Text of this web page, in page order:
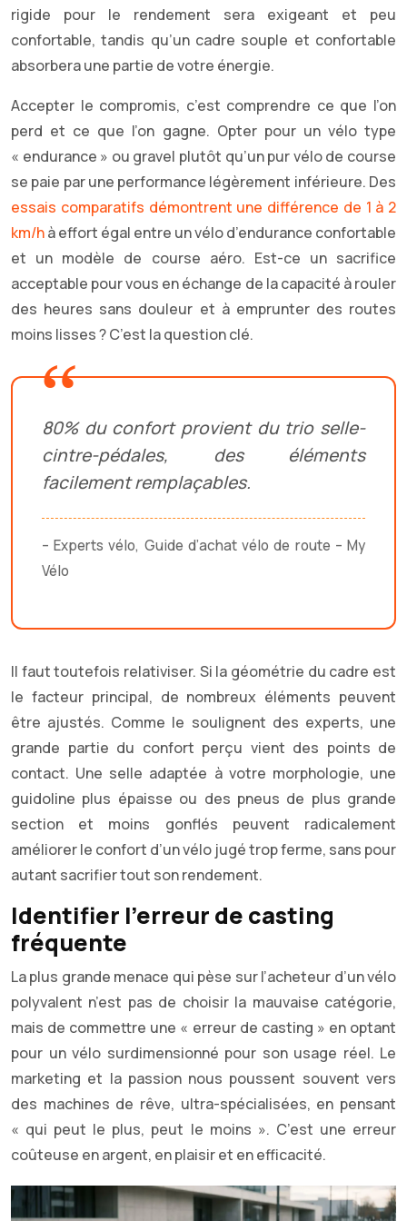
rigide pour le rendement sera exigeant et peu
confortable, tandis qu’un cadre souple et confortable
absorbera une partie de votre énergie.
Accepter le compromis, c’est comprendre ce que l’on
perd et ce que l’on gagne. Opter pour un vélo type
« endurance » ou gravel plutôt qu’un pur vélo de course
se paie par une performance légèrement inférieure. Des
essais comparatifs démontrent une différence de 1 à 2
km/hà effort égal entre un vélo d’endurance confortable
et un modèle de course aéro. Est-ce un sacrifice
acceptable pour vous en échange de la capacité à rouler
des heures sans douleur et à emprunter des routes
moins lisses ? C’est la question clé.
80% du confort provient du trio selle-
cintre-pédales, des éléments
facilement remplaçables.
– Experts vélo, Guide d’achat vélo de route – My
Vélo
Il faut toutefois relativiser. Si la géométrie du cadre est
le facteur principal, de nombreux éléments peuvent
être ajustés. Comme le soulignent des experts, une
grande partie du confort perçu vient des points de
contact. Une selle adaptée à votre morphologie, une
guidoline plus épaisse ou des pneus de plus grande
section et moins gonflés peuvent radicalement
améliorer le confort d’un vélo jugé trop ferme, sans pour
autant sacrifier tout son rendement.
Identifier l’erreur de casting
fréquente
La plus grande menace qui pèse sur l’acheteur d’un vélo
polyvalent n’est pas de choisir la mauvaise catégorie,
mais de commettre une « erreur de casting » en optant
pour un vélo surdimensionné pour son usage réel. Le
marketing et la passion nous poussent souvent vers
des machines de rêve, ultra-spécialisées, en pensant
« qui peut le plus, peut le moins ». C’est une erreur
coûteuse en argent, en plaisir et en efficacité.